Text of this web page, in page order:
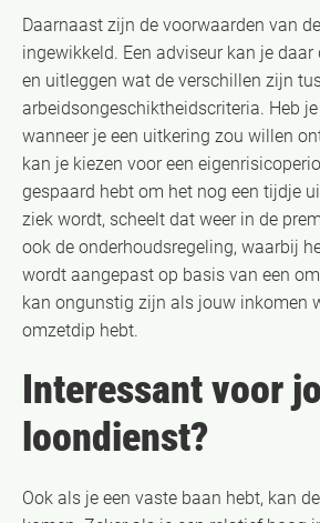
Daarnaast zijn de voorwaarden van
ingewikkeld. Een adviseur kan je daar
en uitleggen wat de verschillen zijn
arbeidsongeschiktheidscriteria. Heb
wanneer je een uitkering zou willen
kan je kiezen voor een
gespaard hebt om het nog een tijdje
ziek wordt, scheelt dat weer in de
ook de onderhoudsregeling, waarbij
wordt aangepast op basis van een
kan ongunstig zijn als jouw inkomen
omzetdip hebt.
Interessant voor
loondienst?
Ook als je een vaste baan hebt, kan